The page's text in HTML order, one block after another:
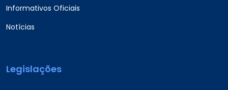
Informativos Oficiais
Notícias
Legislações